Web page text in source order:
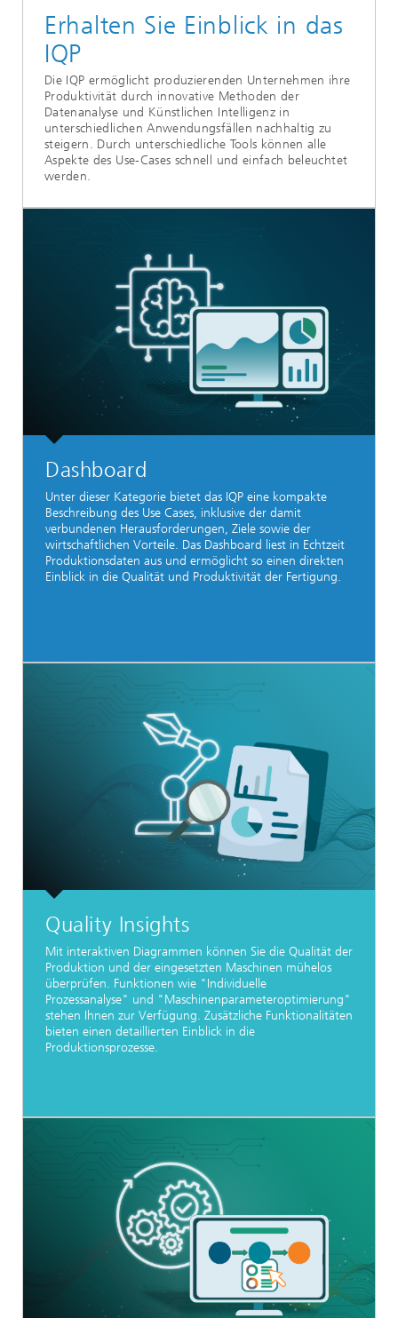
Erhalten Sie Einblick in das
IQP
Die IQP ermöglicht produzierenden Unternehmen ihre
Produktivität durch innovative Methoden der
Datenanalyse und Künstlichen Intelligenz in
unterschiedlichen Anwendungsfällen nachhaltig zu
steigern. Durch unterschiedliche Tools können alle
Aspekte des Use-Cases schnell und einfach beleuchtet
werden.
Dashboard
Unter dieser Kategorie bietet das IQP eine kompakte
Beschreibung des Use Cases, inklusive der damit
verbundenen Herausforderungen, Ziele sowie der
wirtschaftlichen Vorteile. Das Dashboard liest in Echtzeit
Produktionsdaten aus und ermöglicht so einen direkten
Einblick in die Qualität und Produktivität der Fertigung.
Quality Insights
Mit interaktiven Diagrammen können Sie die Qualität der
Produktion und der eingesetzten Maschinen mühelos
überprüfen. Funktionen wie "Individuelle
Prozessanalyse" und "Maschinenparameteroptimierung"
stehen Ihnen zur Verfügung. Zusätzliche Funktionalitäten
bieten einen detaillierten Einblick in die
Produktionsprozesse.